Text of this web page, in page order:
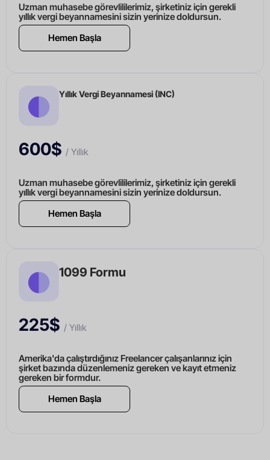
Uzman muhasebe görevlililerimiz, şirketiniz için gerekli
yıllık vergi beyannamesini sizin yerinize doldursun.
Hemen Başla
Yıllık Vergi Beyannamesi (INC)
600$ / Yıllık
Uzman muhasebe görevlililerimiz, şirketiniz için gerekli
yıllık vergi beyannamesini sizin yerinize doldursun.
Hemen Başla
1099 Formu
225$ / Yıllık
Amerika'da çalıştırdığınız Freelancer çalışanlarınız için
şirket bazında düzenlemeniz gereken ve kayıt etmeniz
gereken bir formdur.
Hemen Başla